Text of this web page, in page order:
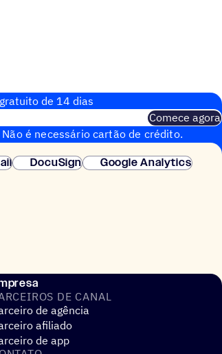
de 14 dias
Comece agora
é necessário cartão de crédito.
DocuSign
Google Analytics
DE CANAL
de agência
afiliado
de app